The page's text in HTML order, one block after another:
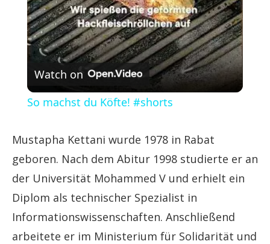
Watch on
So machst du Köfte! #shorts
Mustapha Kettani wurde 1978 in Rabat
geboren. Nach dem Abitur 1998 studierte er an
der Universität Mohammed V und erhielt ein
Diplom als technischer Spezialist in
Informationswissenschaften. Anschließend
arbeitete er im Ministerium für Solidarität und